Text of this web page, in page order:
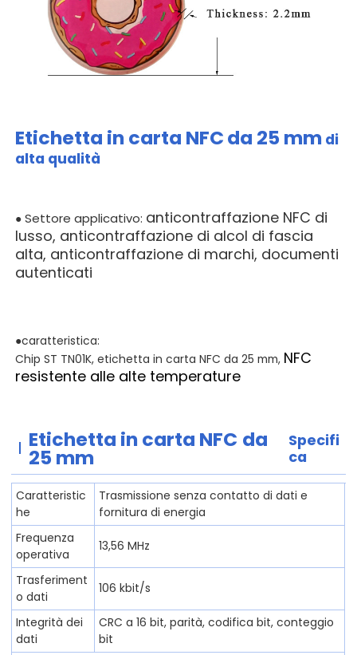
Etichetta in carta NFCda 25 mm di
alta qualità
●Settore applicativo: anticontraffazione NFC di
lusso, anticontraffazione di alcol di fascia
alta, anticontraffazione di marchi, documenti
autenticati
●caratteristica:
Chip ST TN01K, etichetta in carta NFC da 25 mm, NFC
resistente alle alte temperature
Etichetta in carta NFC da
25 mm
Specifi
ca
Caratteristic
he
Trasmissione senza contatto di dati e
fornitura di energia
Frequenza
operativa
13,56 MHz
Trasferiment
o dati
106 kbit/s
Integrità dei
dati
CRC a 16 bit, parità, codifica bit, conteggio
bit